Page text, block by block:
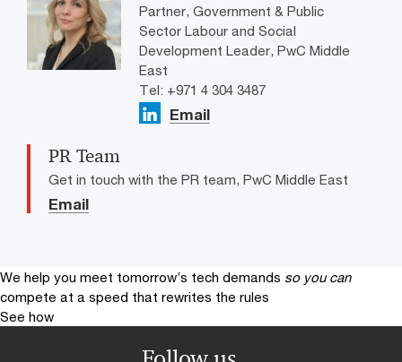
Partner, Government & Public
Sector Labour and Social
Development Leader, PwC Middle
East
Tel: +971 4 304 3487
Email
PR Team
Get in touch with the PR team, PwC Middle East
Email
We help you meet tomorrow’s tech demands so you can
compete at a speed that rewrites the rules
See how